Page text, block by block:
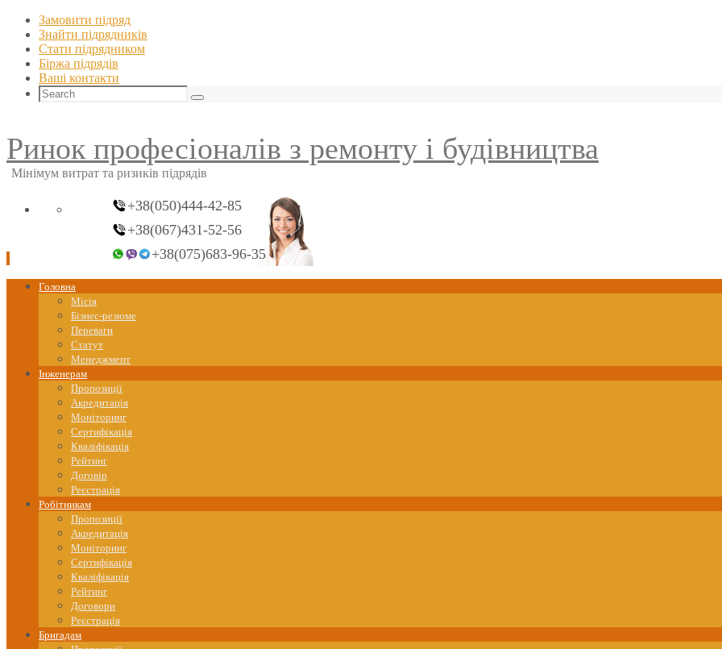
Замовити підряд
Знайти пiдрядникiв
Стати пiдрядником
Біржа підрядів
Ваші контакти
Search
for:
Search
Ринок професіоналів з ремонту і будівництва
Мінімум витрат та ризиків підрядів
+38(050)444-42-85
+38(067)431-52-56
+38(075)683-96-35
Skip
Головна
Місія
Бізнес-резюме
Переваги
Статут
Менеджмент
Інженерам
Пропозиції
Акредитація
Моніторинг
Сертифікація
Кваліфікація
Рейтинг
Договір
Реєстрація
Робітникам
Пропозиції
Акредитація
Моніторинг
Сертифікація
Кваліфікація
Рейтинг
Договори
Реєстрація
Бригадам